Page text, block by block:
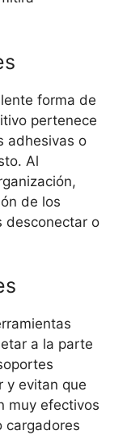
forma de
pertenece
adhesivas o
Al
de los
desconectar o
a la parte
y evitan que
muy efectivos
cargadores